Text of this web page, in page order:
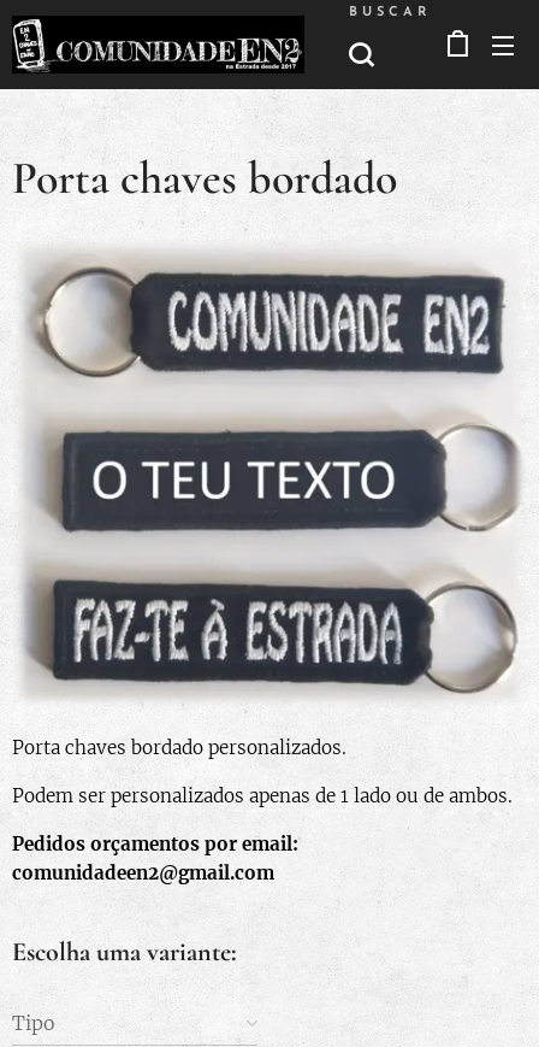
BUSCAR
Porta chaves bordado
Porta chaves bordado personalizados.
Podem ser personalizados apenas de 1 lado ou de ambos.
Pedidos orçamentos por email:
comunidadeen2@gmail.com
Escolha uma variante:
Tipo